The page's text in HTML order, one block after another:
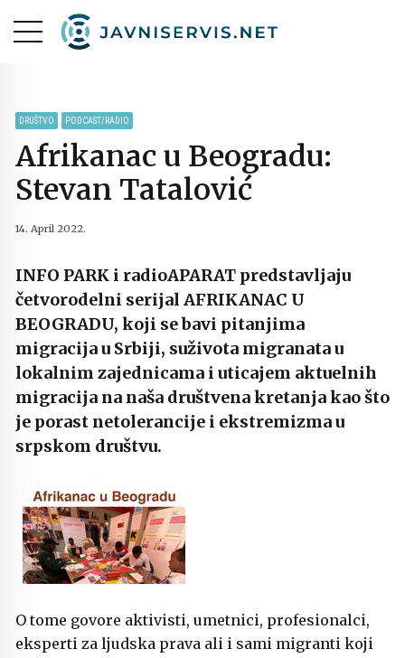
DRUŠTVO PODCAST/RADIO
Afrikanac u Beogradu:
Stevan Tatalović
14. April 2022.
INFO PARK i radioAPARAT predstavljaju
četvorodelni serijal AFRIKANAC U
BEOGRADU, koji se bavi pitanjima
migracija u Srbiji, suživota migranata u
lokalnim zajednicama i uticajem aktuelnih
migracija na naša društvena kretanja kao što
je porast netolerancije i ekstremizma u
srpskom društvu.
O tome govore aktivisti, umetnici, profesionalci,
eksperti za ljudska prava ali i sami migranti koji